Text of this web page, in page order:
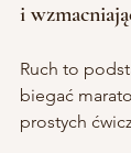
i
Ruch to
biegać
prostych